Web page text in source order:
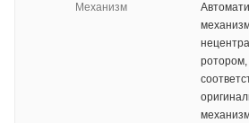
Механизм
ротором,